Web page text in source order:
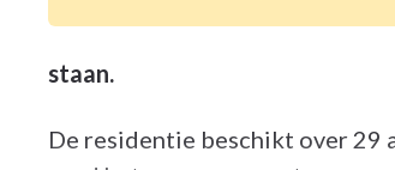
staan.
De residentie beschikt over 29